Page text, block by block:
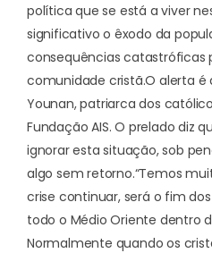
política que se está a viver
significativo o êxodo da
consequências catastróficas
comunidade cristã.O alerta é
Younan, patriarca dos
Fundação AIS. O prelado diz
ignorar esta situação, sob
algo sem retorno.“Temos
crise continuar, será o fim
todo o Médio Oriente dentro
Normalmente quando os